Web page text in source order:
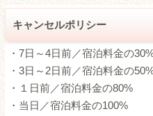
キャンセルポリシー
・7日～4日前／宿泊料金の
・3日～2日前／宿泊料金の
・１日前／宿泊料金の80%
・当日／宿泊料金の100%